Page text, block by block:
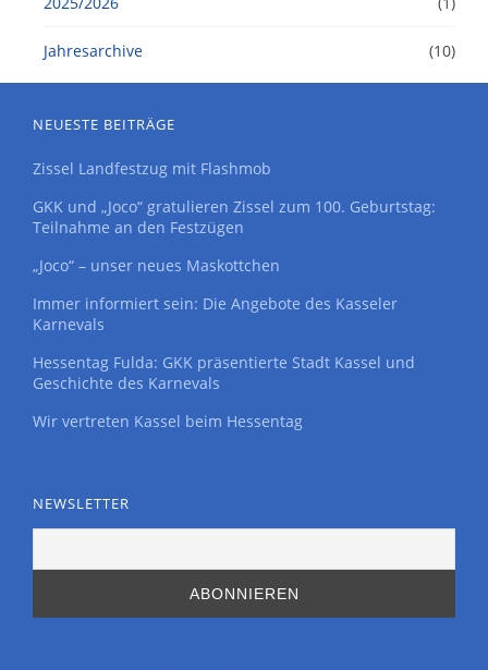
Jahresarchive (10)
NEUESTE BEITRÄGE
Zissel Landfestzug mit Flashmob
GKK und „Joco“ gratulieren Zissel zum 100. Geburtstag:
Teilnahme an den Festzügen
„Joco“ – unser neues Maskottchen
Immer informiert sein: Die Angebote des Kasseler
Karnevals
Hessentag Fulda: GKK präsentierte Stadt Kassel und
Geschichte des Karnevals
Wir vertreten Kassel beim Hessentag
NEWSLETTER